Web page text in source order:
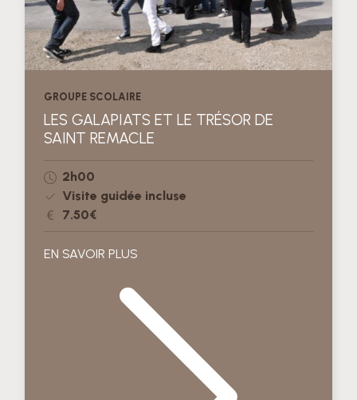
GROUPE SCOLAIRE
LES GALAPIATS ET LE TRÉSOR DE
SAINT REMACLE
2h00
Visite guidée incluse
7.50€
EN SAVOIR PLUS